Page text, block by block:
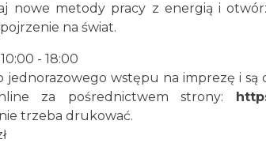
nowe metody pracy z energią i
na świat.
- 18:00
jednorazowego wstępu na imprezę i są
za pośrednictwem strony:
trzeba drukować.